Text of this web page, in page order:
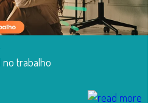
no trabalho